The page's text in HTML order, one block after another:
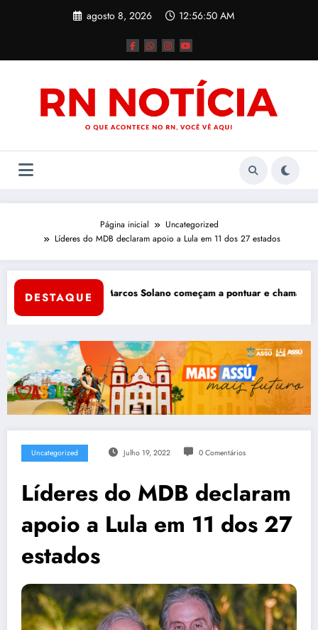
agosto 8, 2026 12:56:51 AM
Página inicial
Uncategorized
Líderes do MDB declaram apoio a Lula em 11 dos 27 estados
DESTAQUE
Tinôco e Marcos Solano começam a pontuar e chamam atenção
Uncategorized Julho 19, 2022 0 Comentários
Líderes do MDB declaram
apoio a Lula em 11 dos 27
estados